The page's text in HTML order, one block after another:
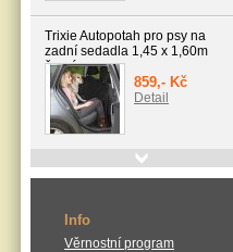
Trixie Autopotah pro psy na
zadní sedadla 1,45 x 1,60m
černý
859,- Kč
Detail
Magnum pelech PREMIUM 130
Info
Věrnostní program